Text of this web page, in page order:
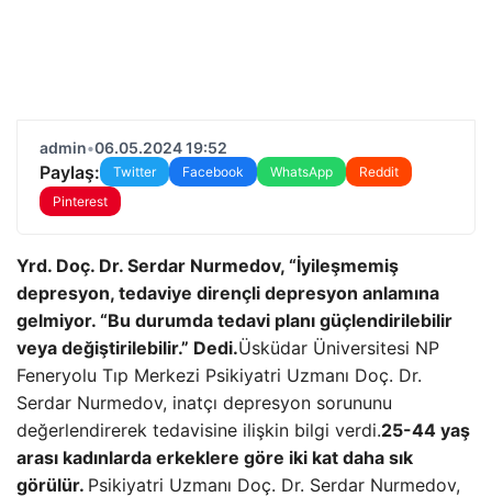
admin•06.05.2024 19:52
Paylaş: Twitter Facebook WhatsApp
Reddit
Pinterest
Yrd. Doç. Dr. Serdar Nurmedov, “İyileşmemiş
depresyon, tedaviye dirençli depresyon anlamına
gelmiyor. “Bu durumda tedavi planı güçlendirilebilir
veya değiştirilebilir.” Dedi.Üsküdar Üniversitesi NP
Feneryolu Tıp Merkezi Psikiyatri Uzmanı Doç. Dr.
Serdar Nurmedov, inatçı depresyon sorununu
değerlendirerek tedavisine ilişkin bilgi verdi.25-44 yaş
arası kadınlarda erkeklere göre iki kat daha sık
görülür. Psikiyatri Uzmanı Doç. Dr. Serdar Nurmedov,